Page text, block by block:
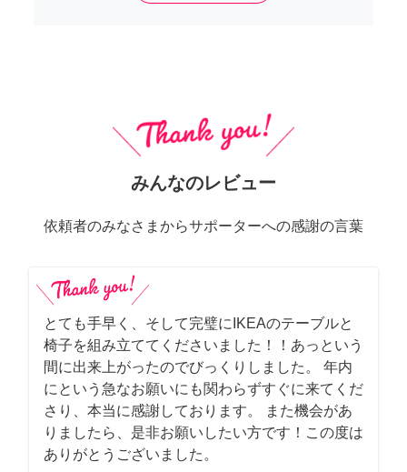
みんなのレビュー
依頼者のみなさまからサポーターへの感謝の言葉
とても手早く、そして完璧にIKEAのテーブルと
椅子を組み立ててくださいました！！あっという
間に出来上がったのでびっくりしました。 年内
にという急なお願いにも関わらずすぐに来てくだ
さり、本当に感謝しております。 また機会があ
りましたら、是非お願いしたい方です！この度は
ありがとうございました。